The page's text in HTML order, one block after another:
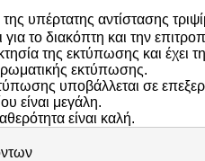
υπέρτατης αντίστασης
για το διακόπτη και την
της εκτύπωσης και
εκτύπωσης.
υποβάλλεται σε
είναι μεγάλη.
είναι καλή.